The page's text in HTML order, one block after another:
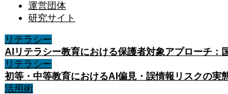
運営団体
研究サイト
リテラシー
AIリテラシー教育における保護者対象アプローチ：
リテラシー
初等・中等教育におけるAI偏見・誤情報リスクの実
活用術